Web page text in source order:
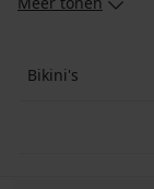
zwempakken met
belemmering
Bikini's